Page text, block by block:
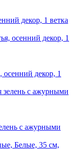
декор, 1 ветка
декор, 1
с ажурными